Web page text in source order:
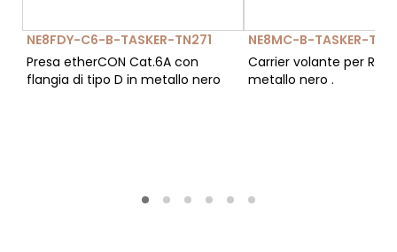
NE8FDY-C6-B-TASKER-TN271
Presa etherCON Cat.6A con
flangia di tipo D in metallo nero
NE8MC-B-TASKER-
Carrier volante per
metallo nero .